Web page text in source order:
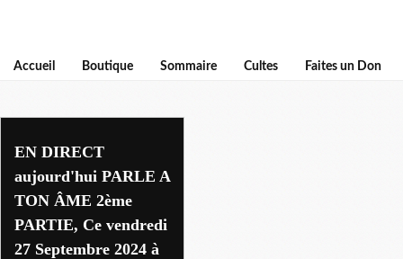
Accueil Boutique Sommaire Cultes Faites un Don
guerison interieure
EN DIRECT
aujourd'hui PARLE A
TON ÂME 2ème
PARTIE, Ce vendredi
27 Septembre 2024 à